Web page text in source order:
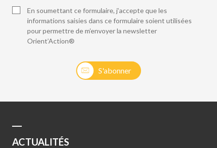
S'abonner
En soumettant ce formulaire, j’accepte que les
informations saisies dans ce formulaire soient utilisées
pour permettre de m’envoyer la newsletter
Orient’Action®
ACTUALITÉS